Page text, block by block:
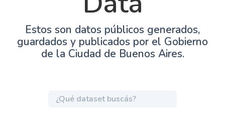
Estos son datos públicos generados,
guardados y publicados por el Gobierno
de la Ciudad de Buenos Aires.